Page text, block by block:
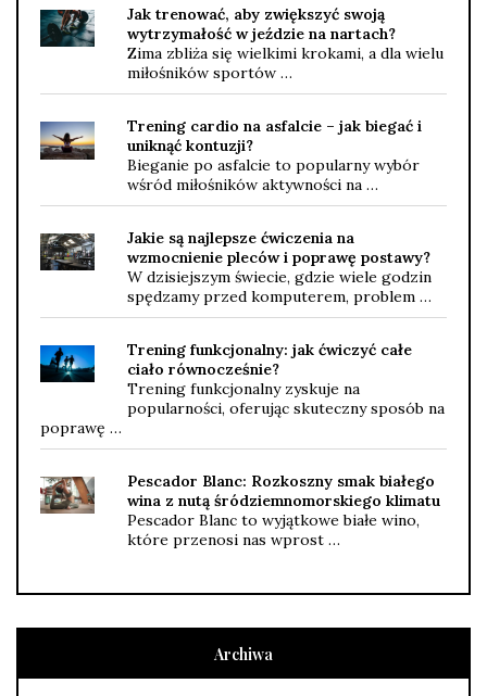
Jak trenować, aby zwiększyć swoją
wytrzymałość w jeździe na nartach?
Zima zbliża się wielkimi krokami, a dla wielu
miłośników sportów …
Trening cardio na asfalcie – jak biegać i
uniknąć kontuzji?
Bieganie po asfalcie to popularny wybór
wśród miłośników aktywności na …
Jakie są najlepsze ćwiczenia na
wzmocnienie pleców i poprawę postawy?
W dzisiejszym świecie, gdzie wiele godzin
spędzamy przed komputerem, problem …
Trening funkcjonalny: jak ćwiczyć całe
ciało równocześnie?
Trening funkcjonalny zyskuje na
popularności, oferując skuteczny sposób na
poprawę …
Pescador Blanc: Rozkoszny smak białego
wina z nutą śródziemnomorskiego klimatu
Pescador Blanc to wyjątkowe białe wino,
które przenosi nas wprost …
Archiwa